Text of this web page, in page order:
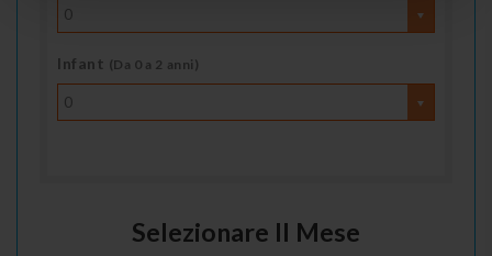
0
Infant (Da 0 a 2 anni)
0
Selezionare Il Mese